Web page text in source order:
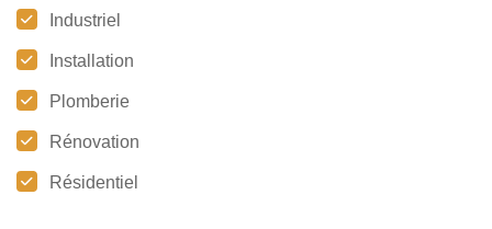
Industriel
Installation
Plomberie
Rénovation
Résidentiel